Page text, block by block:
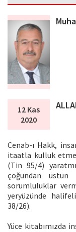
12 Kas
2020
Cenab-ı Hakk,
itaatla kulluk
(Tin 95/4)
çoğundan
sorumluluklar
yeryüzünde
38/26).
Yüce kitabımızda